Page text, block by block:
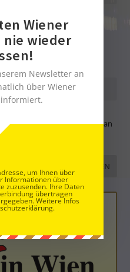
in diesem Browser für
übertragen Sie Ihren
Adresse (und ev. Webseite) an
dass diese auf unserem
Wiener
nie wieder
Newsletter an
über Wiener
um Ihnen über
Informationen über
zuzusenden. Ihre Daten
übertragen
Weitere Infos